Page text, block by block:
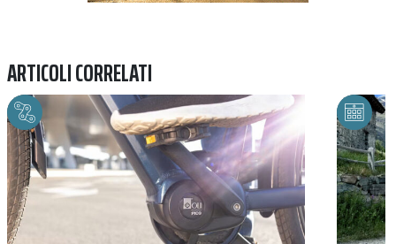
ARTICOLI CORRELATI